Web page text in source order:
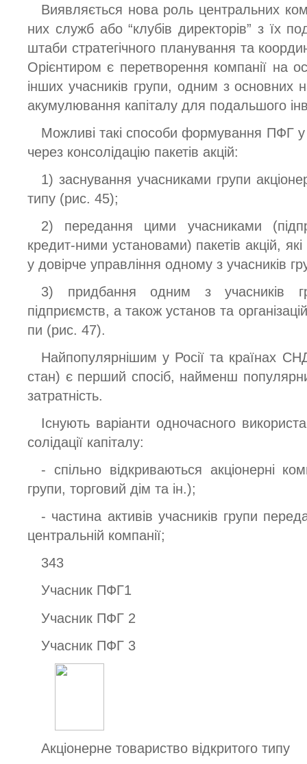
Виявляється нова роль центральних
них служб або “клубів директорів” з їх
штаби стратегічного планування та
Орієнтиром є перетворення компанії на
інших учасників групи, одним з основних
акумулювання капіталу для подальшого
Можливі такі способи формування ПФГ
через консолідацію пакетів акцій:
1) заснування учасниками групи
типу (рис. 45);
2) передання цими учасниками
кредит-ними установами) пакетів акцій,
у довірче управління одному з учасників
3) придбання одним з учасників
підприємств, а також установ та
пи (рис. 47).
Найпопулярнішим у Росії та країнах
стан) є перший спосіб, найменш
затратність.
Існують варіанти одночасного
солідації капіталу:
- спільно відкриваються акціонерні
групи, торговий дім та ін.);
- частина активів учасників групи
центральній компанії;
343
Учасник ПФГ1
Учасник ПФГ 2
Учасник ПФГ 3
Акціонерне товариство відкритого типу